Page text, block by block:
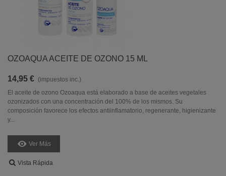
OZOAQUA ACEITE DE OZONO 15 ML
14,95 € (impuestos inc.)
El aceite de ozono Ozoaqua está elaborado a base de aceites vegetales
ozonizados con una concentración del 100% de los mismos. Su
composición favorece los efectos antiinflamatorio, regenerante, higienizante
y...
Ver Más
Vista Rápida